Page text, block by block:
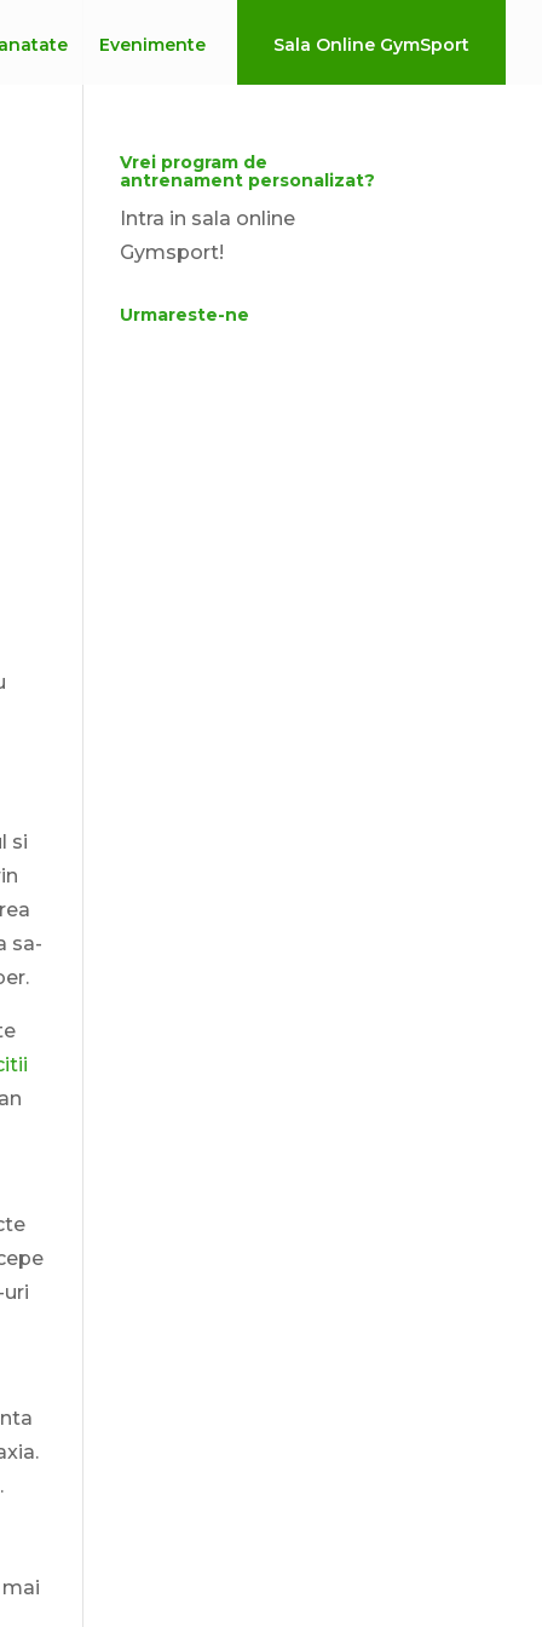
Evenimente Sala Online GymSport
si
sa-
Vrei program de
antrenament personalizat?
Intra in sala online
Gymsport!
Urmareste-ne